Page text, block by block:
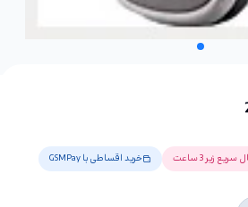
سریع زیر 3 ساعت خرید اقساطی با GSMPay